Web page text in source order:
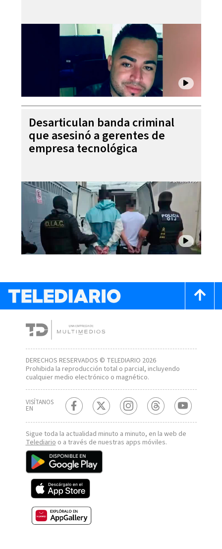
Desarticulan banda criminal
que asesinó a gerentes de
empresa tecnológica
DERECHOS RESERVADOS © TELEDIARIO 2026
Prohibida la reproducción total o parcial, incluyendo
cualquier medio electrónico o magnético.
VISÍTANOS
EN
Sigue toda la actualidad minuto a minuto, en la web de
Telediario o a través de nuestras apps móviles.